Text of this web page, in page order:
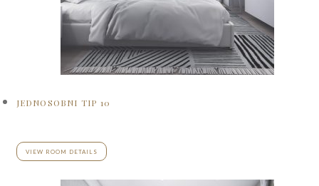
JEDNOSOBNI TIP 10
VIEW ROOM DETAILS